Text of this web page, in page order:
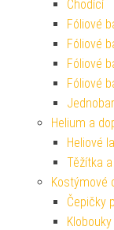
Chodící
Fóliové
Fóliové
Fóliové
Fóliové
Helium a
Heliové
Těžítka
Kostýmové
Čepičky